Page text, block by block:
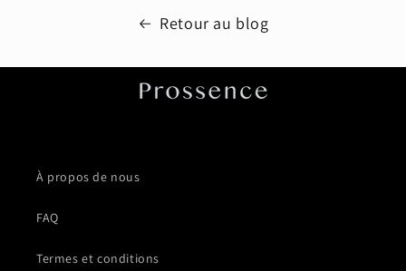
Retour au blog
À propos de nous
FAQ
Termes et conditions